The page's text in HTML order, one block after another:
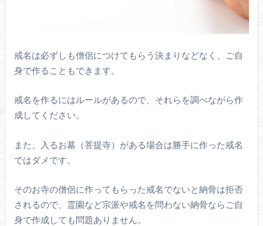
戒名は必ずしも僧侶につけてもらう決まりなどなく、ご自
身で作ることもできます。
戒名を作るにはルールがあるので、それらを調べながら作
成してください。
また、入るお墓（菩提寺）がある場合は勝手に作った戒名
ではダメです。
そのお寺の僧侶に作ってもらった戒名でないと納骨は拒否
されるので、霊園など宗派や戒名を問わない納骨ならご自
身で作成しても問題ありません。